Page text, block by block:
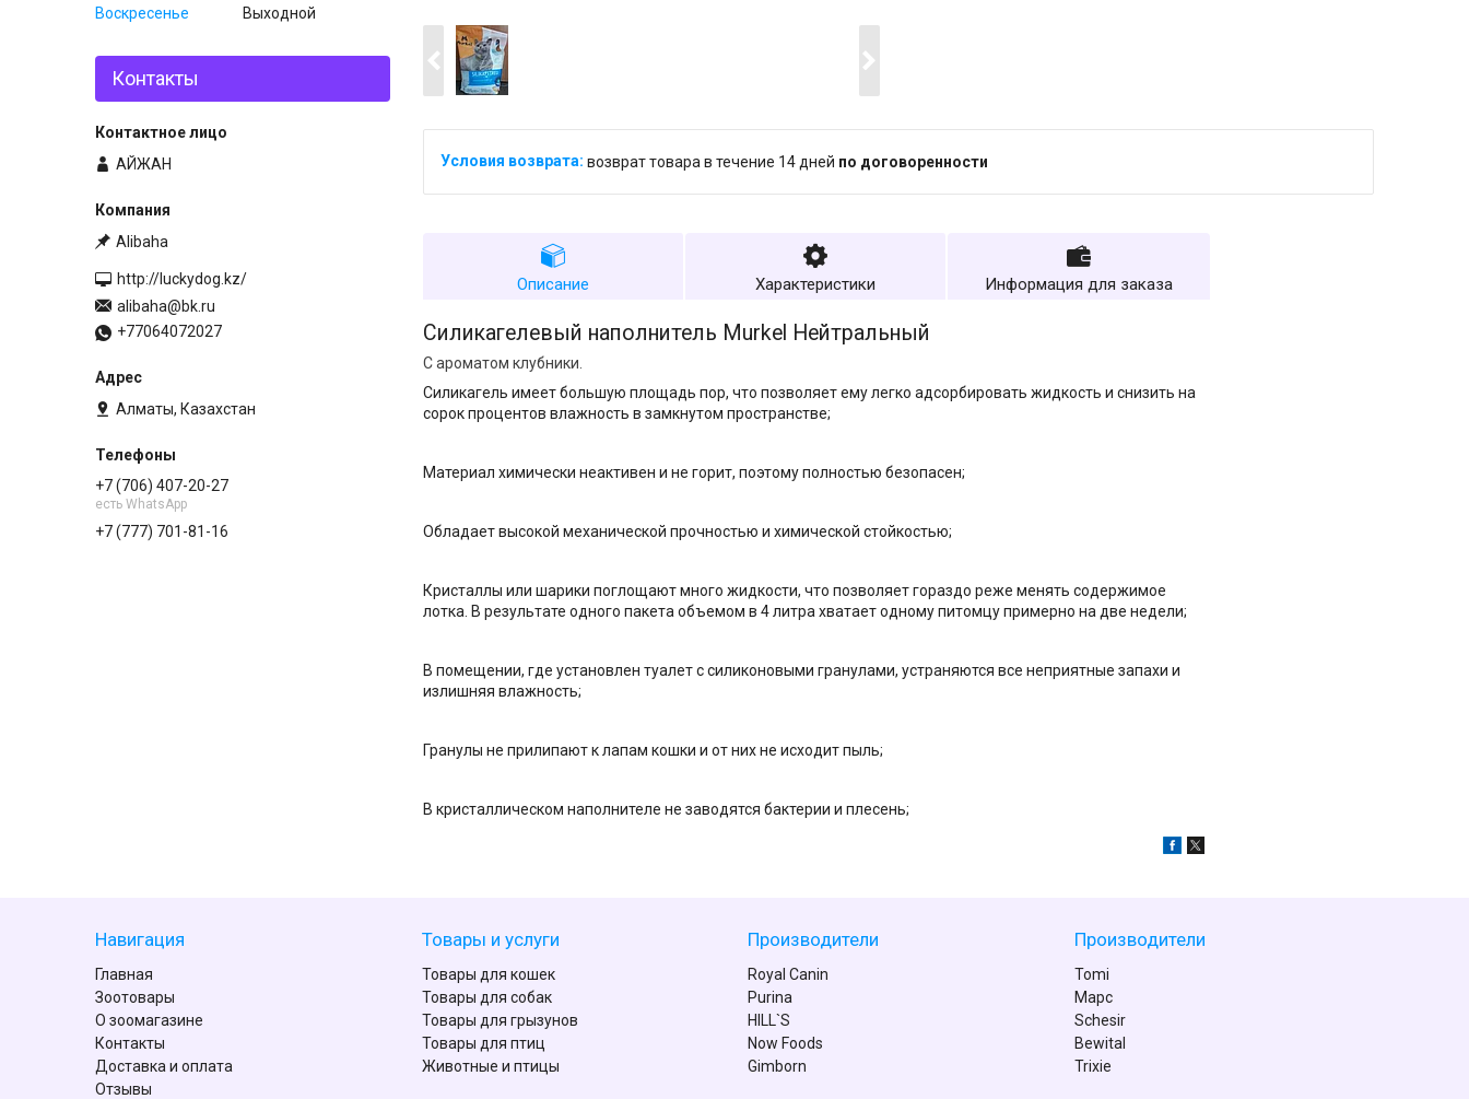
возврат товара в течение 14 дней по договоренности
Описание Характеристики Информация для заказа
Силикагелевый наполнитель Murkel Нейтральный
С ароматом клубники.
Силикагель имеет большую площадь пор, что позволяет ему легко адсорбировать жидкость и снизить на
сорок процентов влажность в замкнутом пространстве;
Материал химически неактивен и не горит, поэтому полностью безопасен;
Обладает высокой механической прочностью и химической стойкостью;
Кристаллы или шарики поглощают много жидкости, что позволяет гораздо реже менять содержимое
лотка. В результате одного пакета объемом в 4 литра хватает одному питомцу примерно на две недели;
В помещении, где установлен туалет с силиконовыми гранулами, устраняются все неприятные запахи и
излишняя влажность;
Гранулы не прилипают к лапам кошки и от них не исходит пыль;
В кристаллическом наполнителе не заводятся бактерии и плесень;
Воскресенье
Выходной
Контакты
АЙЖАН
Alibaha
http://luckydog.kz/
alibaha@bk.ru
+77064072027
Алматы, Казахстан
+7 (706) 407-20-27
есть WhatsApp
+7 (777) 701-81-16
Навигация
Главная
Зоотовары
О зоомагазине
Контакты
Доставка и оплата
Отзывы
Товары и услуги
Товары для кошек
Товары для собак
Товары для грызунов
Товары для птиц
Животные и птицы
Производители
Royal Canin
Purina
HILL`S
Now Foods
Gimborn
Производители
Tomi
Марс
Schesir
Bewital
Trixie